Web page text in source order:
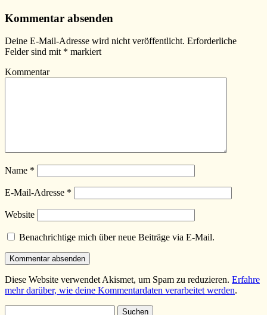
Kommentar absenden
Deine E-Mail-Adresse wird nicht veröffentlicht. Erforderliche
Felder sind mit * markiert
Kommentar
Name *
E-Mail-Adresse *
Website
Benachrichtige mich über neue Beiträge via E-Mail.
Diese Website verwendet Akismet, um Spam zu reduzieren. Erfahre
mehr darüber, wie deine Kommentardaten verarbeitet werden.